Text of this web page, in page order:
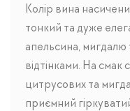
Колір вина
тонкий та дуже
апельсина,
відтінками. На смак
цитрусових та
приємний